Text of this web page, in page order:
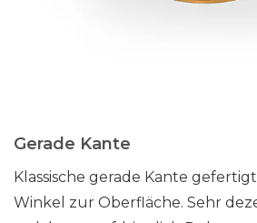
Gerade Kante
Klassische gerade Kante
Winkel zur Oberfläche. Sehr